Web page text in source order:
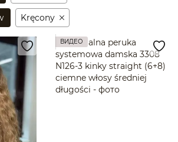
Kręcony
ВИДЕО